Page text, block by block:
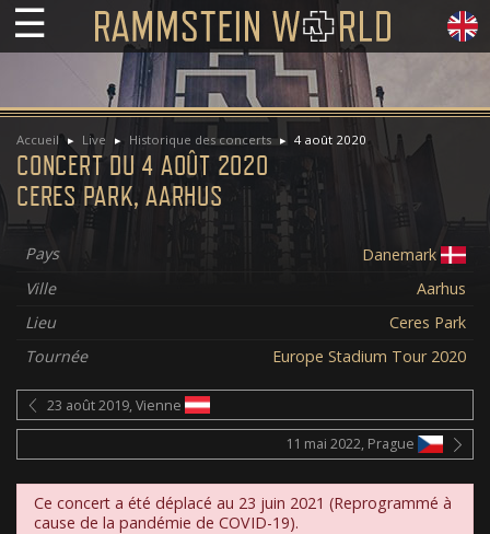
☰
Accueil Live Historique des concerts 4 août 2020
CONCERT DU 4 AOÛT 2020
CERES PARK, AARHUS
Pays
Danemark
Ville
Aarhus
Lieu
Ceres Park
Tournée
Europe Stadium Tour 2020
23 août 2019, Vienne
11 mai 2022, Prague
Ce concert a été déplacé au 23 juin 2021 (Reprogrammé à
cause de la pandémie de COVID-19).